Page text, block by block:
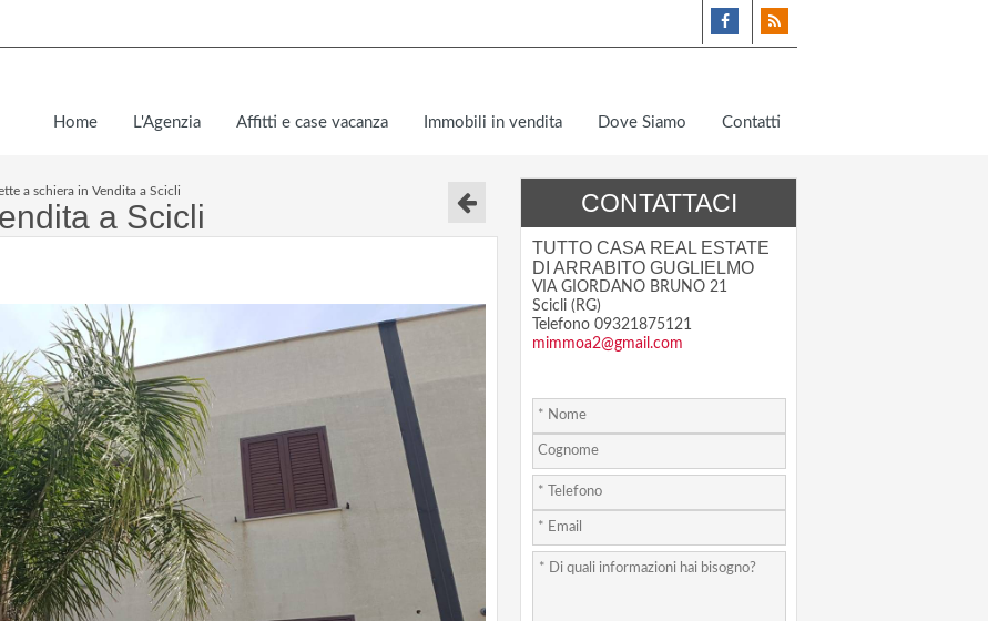
Home L'Agenzia Affitti e case vacanza Immobili in vendita Dove Siamo Contatti
a schiera in Vendita a Scicli
a Scicli CONTATTACI
TUTTO CASA REAL ESTATE
DI ARRABITO GUGLIELMO
VIA GIORDANO BRUNO 21
Scicli (RG)
Telefono 09321875121
mimmoa2@gmail.com